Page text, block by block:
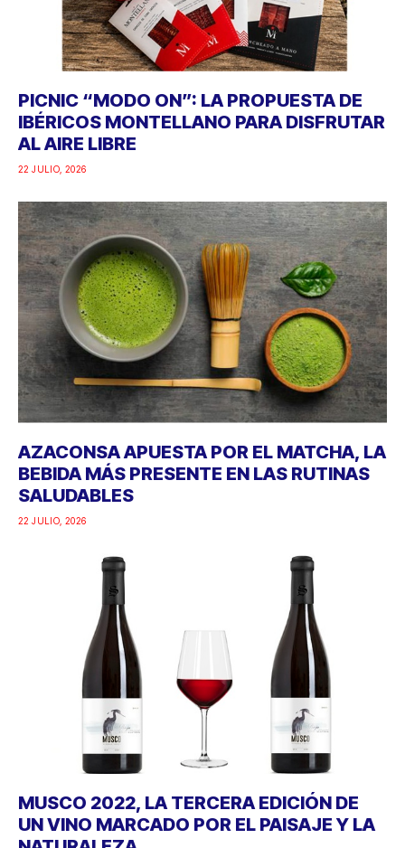
PICNIC “MODO ON”: LA PROPUESTA DE
IBÉRICOS MONTELLANO PARA DISFRUTAR
AL AIRE LIBRE
22 JULIO, 2026
AZACONSA APUESTA POR EL MATCHA, LA
BEBIDA MÁS PRESENTE EN LAS RUTINAS
SALUDABLES
22 JULIO, 2026
MUSCO 2022, LA TERCERA EDICIÓN DE
UN VINO MARCADO POR EL PAISAJE Y LA